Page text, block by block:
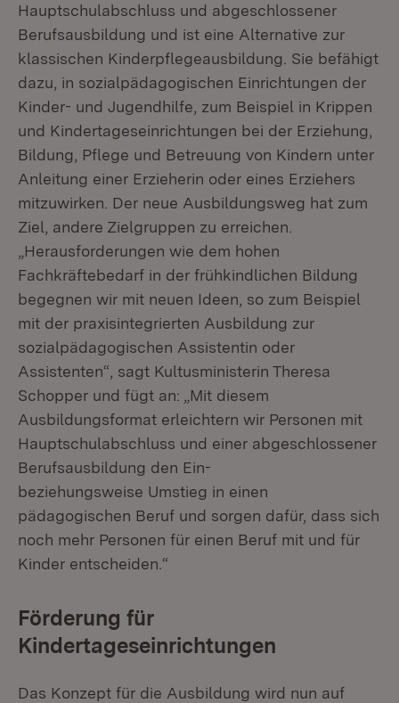
Hauptschulabschluss und abgeschlossener
Berufsausbildung und ist eine Alternative zur
klassischen Kinderpflegeausbildung. Sie befähigt
dazu, in sozialpädagogischen Einrichtungen der
Kinder- und Jugendhilfe, zum Beispiel in Krippen
und Kindertageseinrichtungen bei der Erziehung,
Bildung, Pflege und Betreuung von Kindern unter
Anleitung einer Erzieherin oder eines Erziehers
mitzuwirken. Der neue Ausbildungsweg hat zum
Ziel, andere Zielgruppen zu erreichen.
„Herausforderungen wie dem hohen
Fachkräftebedarf in der frühkindlichen Bildung
begegnen wir mit neuen Ideen, so zum Beispiel
mit der praxisintegrierten Ausbildung zur
sozialpädagogischen Assistentin oder
Assistenten“, sagt Kultusministerin Theresa
Schopper und fügt an: „Mit diesem
Ausbildungsformat erleichtern wir Personen mit
Hauptschulabschluss und einer abgeschlossener
Berufsausbildung den Ein-
beziehungsweise Umstieg in einen
pädagogischen Beruf und sorgen dafür, dass sich
noch mehr Personen für einen Beruf mit und für
Kinder entscheiden.“
Förderung für
Kindertageseinrichtungen
Das Konzept für die Ausbildung wird nun auf